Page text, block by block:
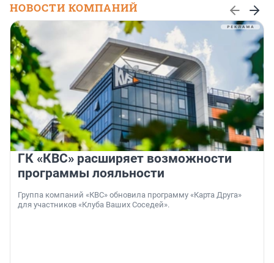
НОВОСТИ КОМПАНИЙ
ГК «КВС» расширяет возможности
программы лояльности
Группа компаний «КВС» обновила программу «Карта Друга»
для участников «Клуба Ваших Соседей».